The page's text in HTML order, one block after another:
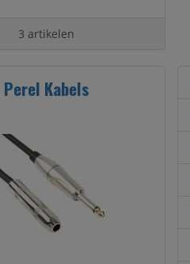
3 artikelen
Perel Kabels